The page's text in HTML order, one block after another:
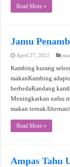
Read More »
Jamu
April 27, 2022
Kambing kurang
makanKambing
berbedaKandang
Meningkatkan nafsu
makan
Read More »
Ampas Tahu